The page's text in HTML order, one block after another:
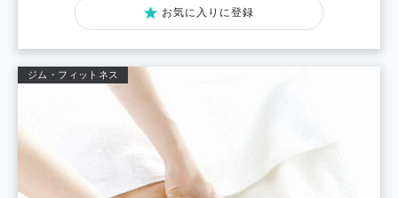
お気に入りに登録
ジム・フィットネス